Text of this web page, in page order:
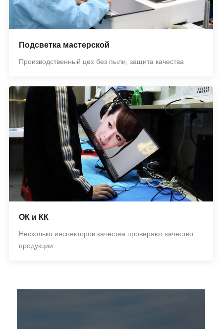
Подсветка мастерской
Производственный цех без пыли, защита качества
ОК и КК
Несколько инспекторов качества проверяют качество
продукции.